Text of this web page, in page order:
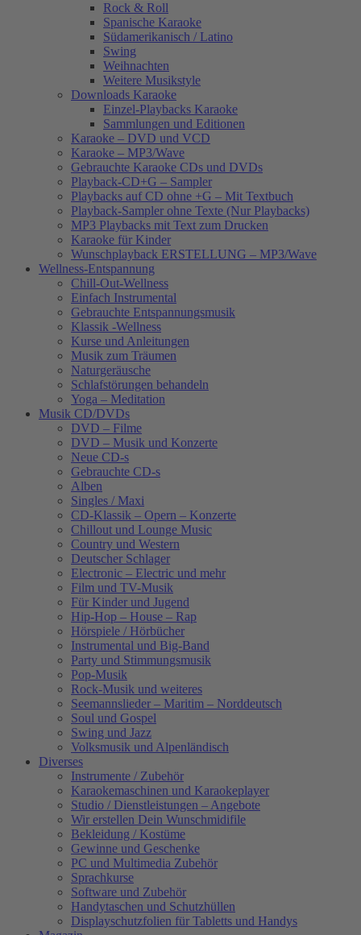
Rock & Roll
Spanische Karaoke
Südamerikanisch / Latino
Swing
Weihnachten
Weitere Musikstyle
Downloads Karaoke
Einzel-Playbacks Karaoke
Sammlungen und Editionen
Karaoke – DVD und VCD
Karaoke – MP3/Wave
Gebrauchte Karaoke CDs und DVDs
Playback-CD+G – Sampler
Playbacks auf CD ohne +G – Mit Textbuch
Playback-Sampler ohne Texte (Nur Playbacks)
MP3 Playbacks mit Text zum Drucken
Karaoke für Kinder
Wunschplayback ERSTELLUNG – MP3/Wave
Wellness-Entspannung
Chill-Out-Wellness
Einfach Instrumental
Gebrauchte Entspannungsmusik
Klassik -Wellness
Kurse und Anleitungen
Musik zum Träumen
Naturgeräusche
Schlafstörungen behandeln
Yoga – Meditation
Musik CD/DVDs
DVD – Filme
DVD – Musik und Konzerte
Neue CD-s
Gebrauchte CD-s
Alben
Singles / Maxi
CD-Klassik – Opern – Konzerte
Chillout und Lounge Music
Country und Western
Deutscher Schlager
Electronic – Electric und mehr
Film und TV-Musik
Für Kinder und Jugend
Hip-Hop – House – Rap
Hörspiele / Hörbücher
Instrumental und Big-Band
Party und Stimmungsmusik
Pop-Musik
Rock-Musik und weiteres
Seemannslieder – Maritim – Norddeutsch
Soul und Gospel
Swing und Jazz
Volksmusik und Alpenländisch
Diverses
Instrumente / Zubehör
Karaokemaschinen und Karaokeplayer
Studio / Dienstleistungen – Angebote
Wir erstellen Dein Wunschmidifile
Bekleidung / Kostüme
Gewinne und Geschenke
PC und Multimedia Zubehör
Sprachkurse
Software und Zubehör
Handytaschen und Schutzhüllen
Displayschutzfolien für Tabletts und Handys